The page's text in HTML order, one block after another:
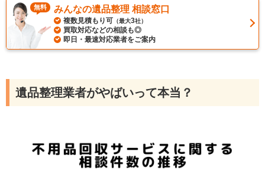
無料 みんなの遺品整理 相談窓口
複数見積もり可 （最大3社）
買取対応などの相談も◎
即日・最速対応業者をご案内
遺品整理業者がやばいって本当？